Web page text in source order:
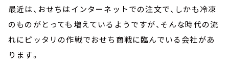
最近は、おせちはインターネットでの注文で、しかも冷凍
のものがとっても増えているようですが、そんな時代の流
れにピッタリの作戦でおせち商戦に臨んでいる会社があ
ります。